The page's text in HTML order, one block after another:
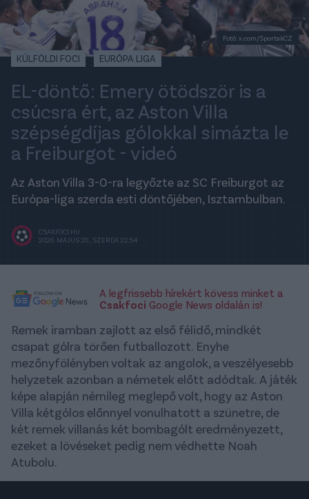
Fotó: x.com/SportakCZ
KÜLFÖLDI FOCI EURÓPA LIGA
EL-döntő: Emery ötödször is a
csúcsra ért, az Aston Villa
szépségdíjas gólokkal simázta le
a Freiburgot - videó
Az Aston Villa 3-0-ra legyőzte az SC Freiburgot az
Európa-liga szerda esti döntőjében, Isztambulban.
CSAKFOCI.HU
2026. MÁJUS 20., SZERDA 22:54
A legfrissebb hírekért kövess minket a
Csakfoci Google News oldalán is!
Remek iramban zajlott az első félidő, mindkét
csapat gólra törően futballozott. Enyhe
mezőnyfölényben voltak az angolok, a veszélyesebb
helyzetek azonban a németek előtt adódtak. A játék
képe alapján némileg meglepő volt, hogy az Aston
Villa kétgólos előnnyel vonulhatott a szünetre, de
két remek villanás két bombagólt eredményezett,
ezeket a lövéseket pedig nem védhette Noah
Atubolu.